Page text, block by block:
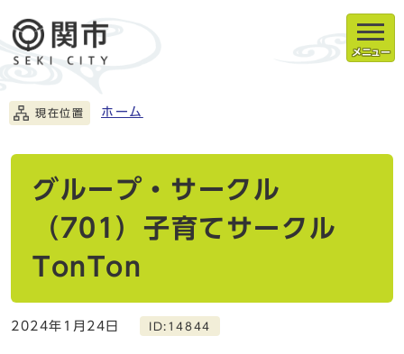
メニュー
現在位置 ホーム
グループ・サークル
（701）子育てサークル
TonTon
2024年1月24日 ID:14844